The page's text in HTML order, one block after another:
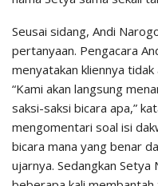
Seusai sidang, Andi
pertanyaan. Pengacara
menyatakan kliennya
“Kami akan langsung
saksi-saksi bicara apa,”
mengomentari soal isi
bicara mana yang benar
ujarnya. Sedangkan